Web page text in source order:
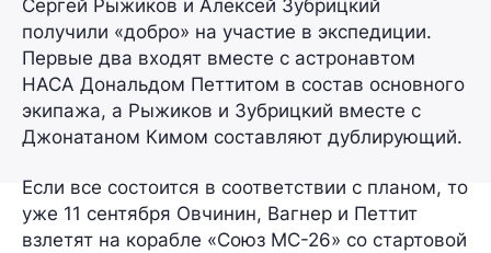
Сергей Рыжиков и Алексей Зубрицкий
получили «добро» на участие в экспедиции.
Первые два входят вместе с астронавтом
НАСА Дональдом Петтитом в состав основного
экипажа, а Рыжиков и Зубрицкий вместе с
Джонатаном Кимом составляют дублирующий.
Если все состоится в соответствии с планом, то
уже 11 сентября Овчинин, Вагнер и Петтит
взлетят на корабле «Союз МС-26» со стартовой